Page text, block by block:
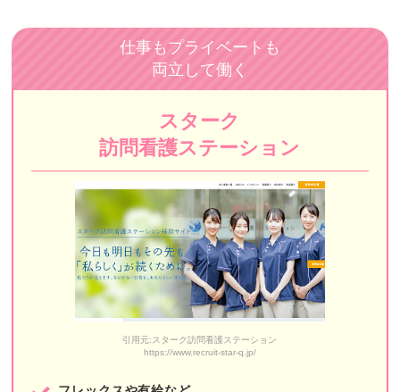
三鷹ロイヤルの丘
Bestreha（ベストリハ）
荏原訪問看護ステーション
小石川医師会訪問看護ステーション
イムス訪問看護ステーション東京
麹町訪問看護ステーション
九段訪問看護ステーション
えん訪問看護ステーション 東京池袋
仕事もプライベートも
両立して働く
スターク
訪問看護ステーション
引用元:スターク訪問看護ステーション
https://www.recruit-star-q.jp/